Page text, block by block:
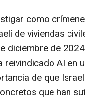
como
de viviendas
diciembre de
reivindicado AI en
de que
que han